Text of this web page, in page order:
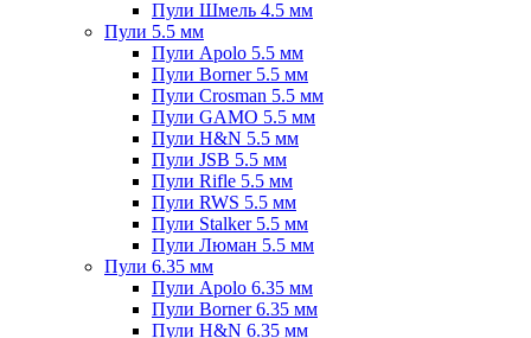
Пули Шмель 4.5 мм
Пули 5.5 мм
Пули Apolo 5.5 мм
Пули Borner 5.5 мм
Пули Crosman 5.5 мм
Пули GAMO 5.5 мм
Пули H&N 5.5 мм
Пули JSB 5.5 мм
Пули Rifle 5.5 мм
Пули RWS 5.5 мм
Пули Stalker 5.5 мм
Пули Люман 5.5 мм
Пули 6.35 мм
Пули Apolo 6.35 мм
Пули Borner 6.35 мм
Пули H&N 6.35 мм